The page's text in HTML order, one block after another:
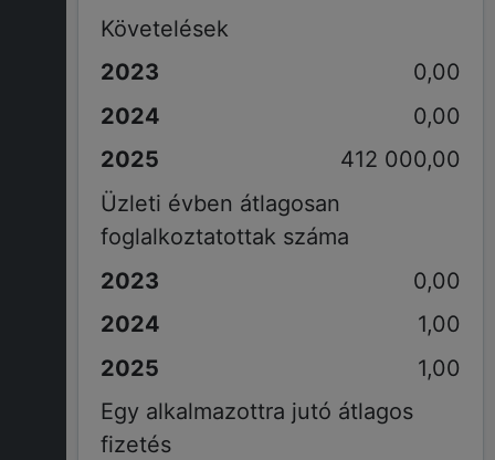
Követelések
0,00
0,00
412 000,00
Üzleti évben átlagosan
foglalkoztatottak száma
0,00
1,00
1,00
Egy alkalmazottra jutó átlagos
fizetés